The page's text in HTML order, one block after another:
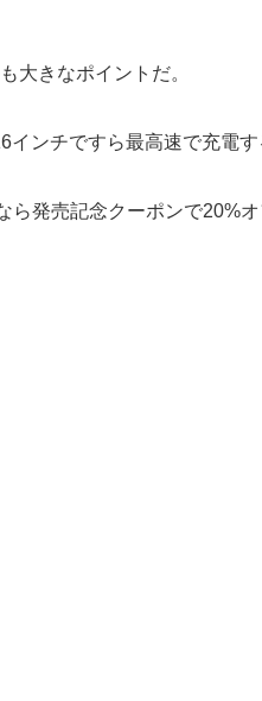
大きなポイントだ。
ンチですら最高速で充電す
ら発売記念クーポンで20%